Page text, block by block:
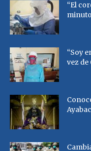
“El
“Soy
vez de